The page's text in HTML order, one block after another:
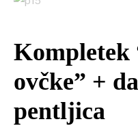
Kompletek
ovčke” +
pentljica